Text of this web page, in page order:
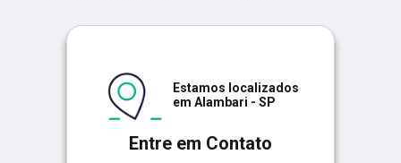
Entre em Contato
Estamos localizados
em Alambari - SP